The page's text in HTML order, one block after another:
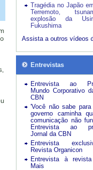
Tragédia no Japão
Terremoto,
explosão da
Fukushima
Assista a outros vídeos
Entrevistas
Entrevista ao
Mundo Corporativo
CBN
'Você não sabe
governo caminha
comunicação não
Entrevista ao
Jornal da CBN
Entrevista
Revista Organicon
Entrevista à
Mais